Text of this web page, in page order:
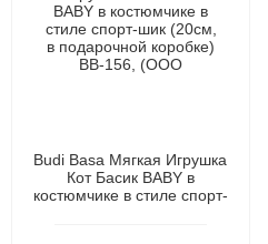
Budi Basa Мягкая Игрушка
Кот Басик BABY в
костюмчике в стиле спорт-